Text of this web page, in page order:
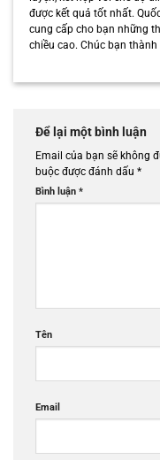
được kết quả tốt nhất.
cung cấp cho bạn những
chiều cao. Chúc bạn thành
Để lại một bình luận
Email của bạn sẽ không
buộc được đánh dấu *
Bình luận *
Tên
Email